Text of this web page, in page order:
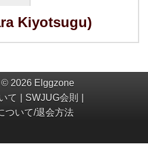
Kiyotsugu)
2026 Elggzone
て
SWJUG会則
ついて/退会方法